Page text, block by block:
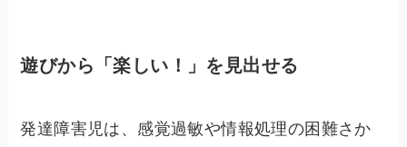
遊びから「楽しい！」を見出せる
発達障害児は、感覚過敏や情報処理の困難さか